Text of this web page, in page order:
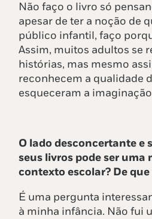
Não faço o livro só
apesar de ter a noção de
público infantil, faço
Assim, muitos adultos se
histórias, mas mesmo
reconhecem a qualidade
esqueceram a
O lado desconcertante e
seus livros pode ser uma
contexto escolar? De
É uma pergunta
à minha infância. Não fui